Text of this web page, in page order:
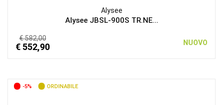
Alysee
Alysee JBSL-900S TR.NE...
€ 582,00
€ 552,90 NUOVO
-5% ORDINABILE